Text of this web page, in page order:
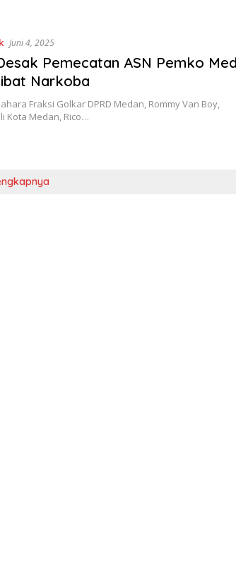
Juni 4, 2025
Pemecatan ASN Pemko
Narkoba
Fraksi Golkar DPRD Medan, Rommy Van Boy,
Kota Medan, Rico…